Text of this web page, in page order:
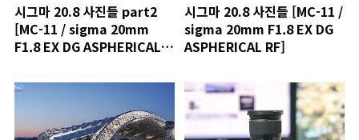
시그마 20.8 사진들 part2
[MC-11 / sigma 20mm
F1.8 EX DG ASPHERICAL
시그마 20.8 사진들 [MC-11 /
sigma 20mm F1.8 EX DG
ASPHERICAL RF]